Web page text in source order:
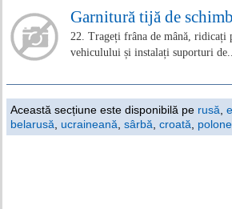
Garnitură tijă de
22. Trageți frâna de mână, ridicați
vehiculului și instalați suporturi
Această secțiune este disponibilă pe rusă
belarusă
ucraineană sârbă croată